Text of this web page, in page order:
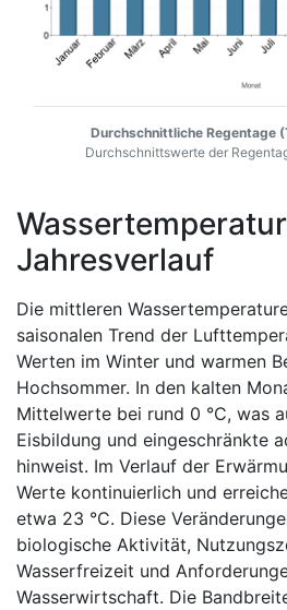
Durchschnittliche Regentage
Durchschnittswerte der
Jahresverlauf
Die mittleren
saisonalen Trend der
Werten im Winter und warmen
Hochsommer. In den kalten
Mittelwerte bei rund 0 °C, was
Eisbildung und eingeschränkte
hinweist. Im Verlauf der
Werte kontinuierlich und
etwa 23 °C. Diese
biologische Aktivität,
Wasserfreizeit und
Wasserwirtschaft. Die